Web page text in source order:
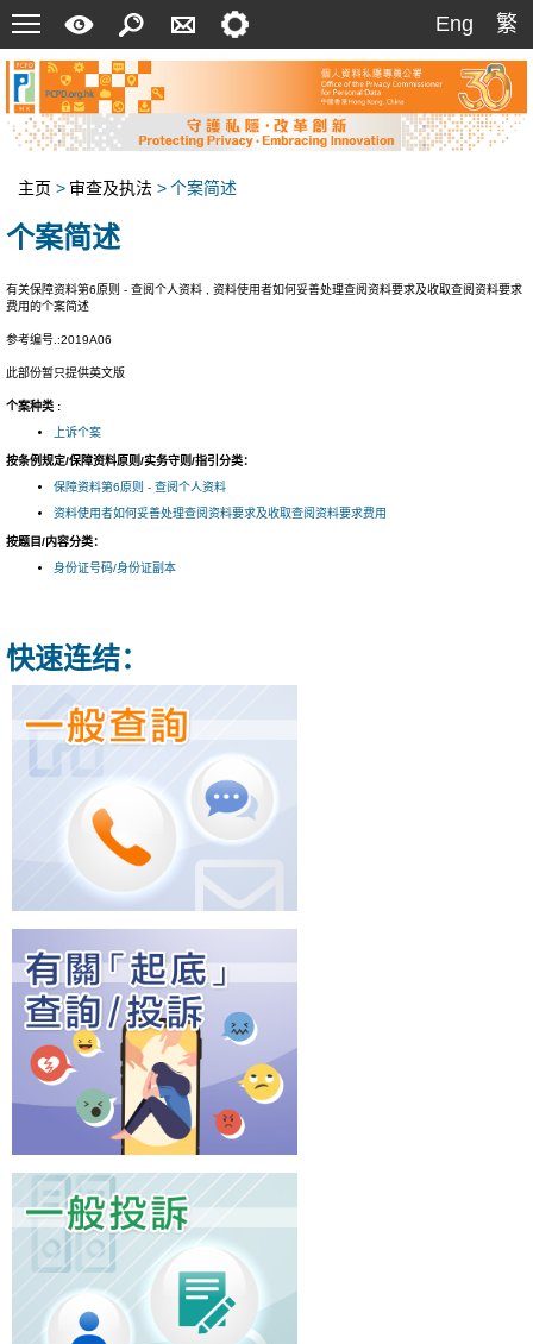
菜
单
速
指
南
索
络
我
定
Eng
繁
繁
主页 > 审查及执法 >个案简述
个案简述
有关保障资料第6原则 - 查阅个人资料 , 资料使用者如何妥善处理查阅资料要求及收取查阅资料要求
费用的个案简述
参考编号.:2019A06
此部份暂只提供英文版
个案种类 :
上诉个案
按条例规定/保障资料原则/实务守则/指引分类：
保障资料第6原则 - 查阅个人资料
资料使用者如何妥善处理查阅资料要求及收取查阅资料要求费用
按题目/内容分类：
身份证号码/身份证副本
快速连结：